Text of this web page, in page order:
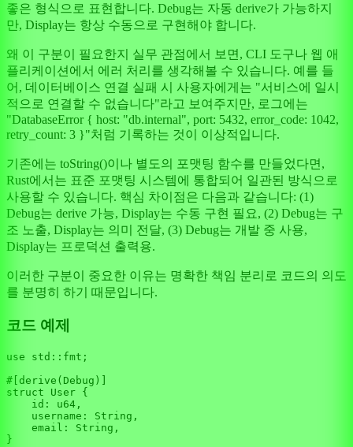
좋은 형식으로 표현합니다. Debug는 자동 derive가 가능하지
만, Display는 항상 수동으로 구현해야 합니다.
왜 이 구분이 필요한지 실무 관점에서 보면, CLI 도구나 웹 애
플리케이션에서 에러 처리를 생각해볼 수 있습니다. 예를 들
어, 데이터베이스 연결 실패 시 사용자에게는 "서비스에 일시
적으로 연결할 수 없습니다"라고 보여주지만, 로그에는
"DatabaseError { host: "db.internal", port: 5432, error_code: 1042,
retry_count: 3 }"처럼 기록하는 것이 이상적입니다.
기존에는 toString()이나 별도의 포맷팅 함수를 만들었다면,
Rust에서는 표준 포맷팅 시스템에 통합되어 일관된 방식으로
사용할 수 있습니다. 핵심 차이점은 다음과 같습니다: (1)
Debug는 derive 가능, Display는 수동 구현 필요, (2) Debug는 구
조 노출, Display는 의미 전달, (3) Debug는 개발 중 사용,
Display는 프로덕션 출력용.
이러한 구분이 중요한 이유는 명확한 책임 분리로 코드의 의도
를 분명히 하기 때문입니다.
코드 예제
use std::fmt;
#[derive(Debug)]
struct
User {
    id:
u64 ,
    username:
String ,
    email:
String ,
}